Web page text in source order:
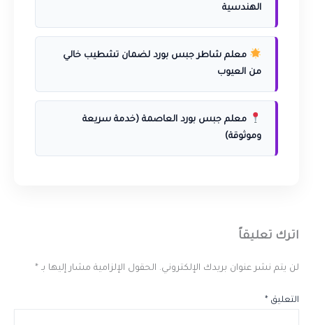
الهندسية
معلم شاطر جبس بورد لضمان تشطيب خالي
من العيوب
معلم جبس بورد العاصمة (خدمة سريعة
وموثوقة)
اترك تعليقاً
لن يتم نشر عنوان بريدك الإلكتروني. الحقول الإلزامية مشار إليها بـ *
التعليق *